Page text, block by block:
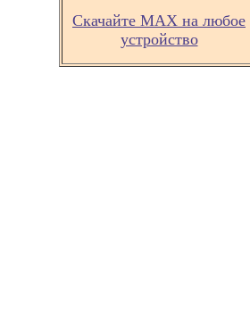
Скачайте MAX на любое
устройство